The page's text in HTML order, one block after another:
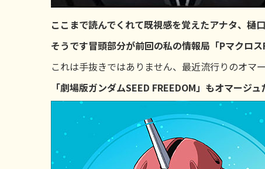
ここまで読んでくれて既視感を覚えたアナタ、樋
そうです冒頭部分が前回の私の情報局「Pマクロス
これは手抜きではありません、最近流行りのオマー
「劇場版ガンダムSEED FREEDOM」もオマージ